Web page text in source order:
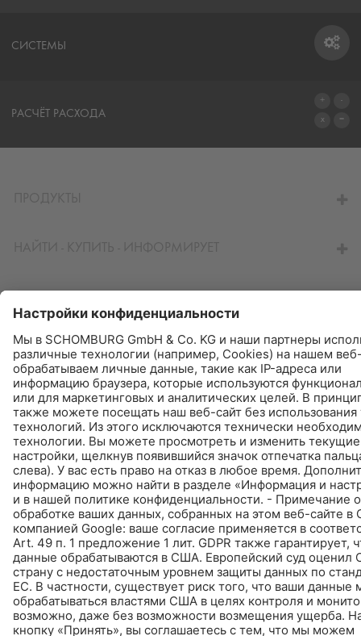
СИСТЕМЫ
РАСЧЁТ РАСХОДА
© Schomburg.Импрессум| Информация по защите данных для посетителей сайта
Дизайн и реализация +| LOUIS INTERNET